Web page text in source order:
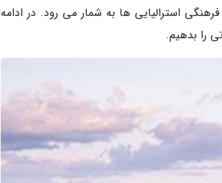
استرالیایی ها به شمار می رود. در ادامه
را بدهیم.